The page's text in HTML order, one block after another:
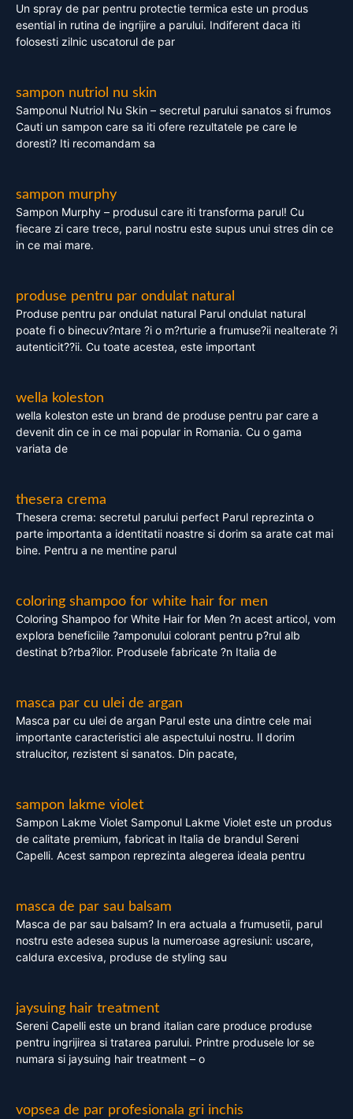
Un spray de par pentru protectie termica este un produs
esential in rutina de ingrijire a parului. Indiferent daca iti
folosesti zilnic uscatorul de par
sampon nutriol nu skin
Samponul Nutriol Nu Skin – secretul parului sanatos si frumos
Cauti un sampon care sa iti ofere rezultatele pe care le
doresti? Iti recomandam sa
sampon murphy
Sampon Murphy – produsul care iti transforma parul! Cu
fiecare zi care trece, parul nostru este supus unui stres din ce
in ce mai mare.
produse pentru par ondulat natural
Produse pentru par ondulat natural Parul ondulat natural
poate fi o binecuv?ntare ?i o m?rturie a frumuse?ii nealterate ?i
autenticit??ii. Cu toate acestea, este important
wella koleston
wella koleston este un brand de produse pentru par care a
devenit din ce in ce mai popular in Romania. Cu o gama
variata de
thesera crema
Thesera crema: secretul parului perfect Parul reprezinta o
parte importanta a identitatii noastre si dorim sa arate cat mai
bine. Pentru a ne mentine parul
coloring shampoo for white hair for men
Coloring Shampoo for White Hair for Men ?n acest articol, vom
explora beneficiile ?amponului colorant pentru p?rul alb
destinat b?rba?ilor. Produsele fabricate ?n Italia de
masca par cu ulei de argan
Masca par cu ulei de argan Parul este una dintre cele mai
importante caracteristici ale aspectului nostru. Il dorim
stralucitor, rezistent si sanatos. Din pacate,
sampon lakme violet
Sampon Lakme Violet Samponul Lakme Violet este un produs
de calitate premium, fabricat in Italia de brandul Sereni
Capelli. Acest sampon reprezinta alegerea ideala pentru
masca de par sau balsam
Masca de par sau balsam? In era actuala a frumusetii, parul
nostru este adesea supus la numeroase agresiuni: uscare,
caldura excesiva, produse de styling sau
jaysuing hair treatment
Sereni Capelli este un brand italian care produce produse
pentru ingrijirea si tratarea parului. Printre produsele lor se
numara si jaysuing hair treatment – o
vopsea de par profesionala gri inchis